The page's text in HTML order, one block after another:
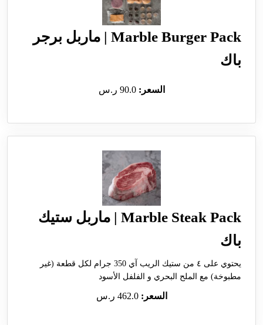
Marble Burger Pack | ماربل برجر
باك
السعر:90.0 ر.س
Marble Steak Pack | ماربل ستيك
باك
يحتوي على ٤ من ستيك الريب آي 350 جرام لكل قطعة (غير
مطبوخة) مع الملح البحري و الفلفل الأسود
السعر:462.0 ر.س